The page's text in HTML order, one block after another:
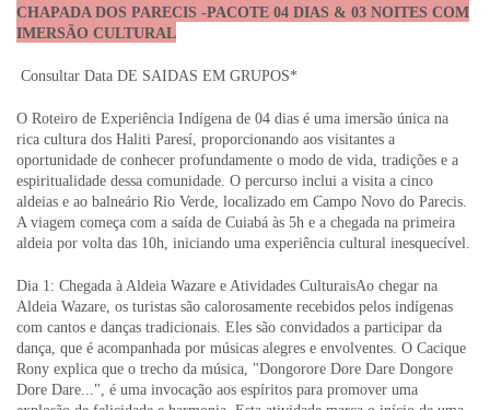
CHAPADA DOS PARECIS -PACOTE 04 DIAS & 03 NOITES COM
IMERSÃO CULTURAL
Consultar Data DE SAIDAS EM GRUPOS*
O Roteiro de Experiência Indígena de 04 dias é uma imersão única na
rica cultura dos Haliti Paresí, proporcionando aos visitantes a
oportunidade de conhecer profundamente o modo de vida, tradições e a
espiritualidade dessa comunidade. O percurso inclui a visita a cinco
aldeias e ao balneário Rio Verde, localizado em Campo Novo do Parecis.
A viagem começa com a saída de Cuiabá às 5h e a chegada na primeira
aldeia por volta das 10h, iniciando uma experiência cultural inesquecível.
Dia 1: Chegada à Aldeia Wazare e Atividades CulturaisAo chegar na
Aldeia Wazare, os turistas são calorosamente recebidos pelos indígenas
com cantos e danças tradicionais. Eles são convidados a participar da
dança, que é acompanhada por músicas alegres e envolventes. O Cacique
Rony explica que o trecho da música, "Dongorore Dore Dare Dongore
Dore Dare...", é uma invocação aos espíritos para promover uma